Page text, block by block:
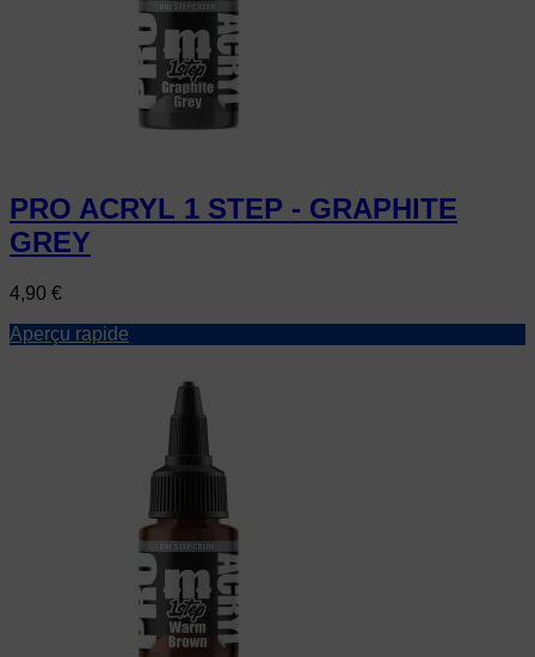
PRO ACRYL 1 STEP - GRAPHITE
GREY
Prix
4,90 €
Aperçu rapide